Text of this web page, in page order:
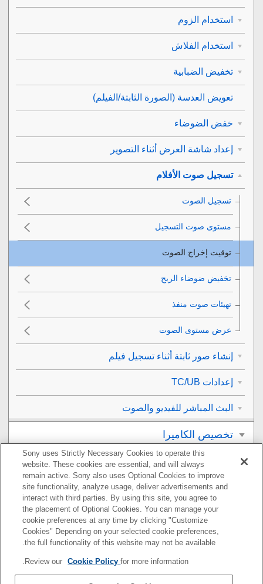
استخدام الزوم
استخدام الفلاش
تخفيض الضبابية
تعويض العدسة (الصورة الثابتة/الفيلم)
خفض الضوضاء
إعداد شاشة العرض أثناء التصوير
تسجيل صوت الأفلام
تسجيل الصوت
مستوى صوت التسجيل
توقيت إخراج الصوت
تخفيض ضوضاء الريح
تهيئات صوت منفذ
عرض مستوى الصوت
إنشاء صور ثابتة أثناء تسجيل فيلم
إعدادات TC/UB
البث المباشر للفيديو والصوت
تخصيص الكاميرا
العرض
تغيير إعدادات الكاميرا
الوظائف المتاحة باستخدام هاتف ذكي
استخدام كمبيوتر
استخدام خدمة السحابة
Sony uses Strictly Necessary Cookies to operate this
website. These cookies are essential, and will always
remain active. Sony also uses Optional Cookies to improve
site functionality, analyze usage, deliver advertisements and
interact with third parties. By using this site, you agree to
the placement of Optional Cookies. You can manage your
cookie preferences at any time by clicking "Customize
Cookies" Depending on your selected cookie preferences,
the full functionality of this website may not be available.
Review our Cookie Policyfor more information.